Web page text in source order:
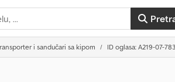
i sandučari sa kipom ID oglasa: A219-07-783